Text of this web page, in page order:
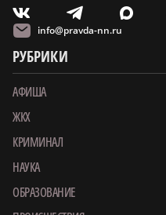
V T X
info@pravda-nn.ru
РУБРИКИ
АФИША
ЖКХ
КРИМИНАЛ
НАУКА
ОБРАЗОВАНИЕ